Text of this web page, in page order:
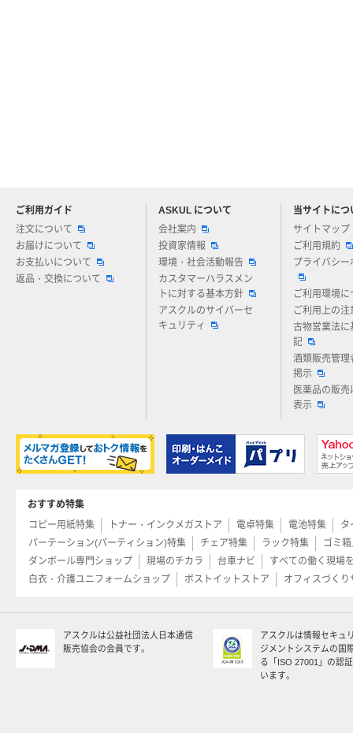
ご利用ガイド
注文について
お届けについて
お支払いについて
返品・交換について
ASKUL について
会社案内
投資家情報
環境・社会活動報告
カスタマーハラスメン
トに対する基本方針
アスクルのサイバーセ
キュリティ
当サイトにつ
サイトマップ
ご利用規約
プライバシー
ご利用環境に
ご利用上の注
古物営業法に
記
酒類販売管理
掲示
医薬品の販売
表示
アスクルについてお気軽にご質問ください
おすすめ特集
コピー用紙特集
トナー・インクメガストア 電卓特集 電池特集
タ
パーテーション(パーティション)特集
チェア特集 ラック特集
ゴミ
ダンボール専門ショップ
現場のチカラ 台車ナビ
すべての働く現場
白衣・介護ユニフォームショップ
ポストイットストア オフィスづくり
アスクルは公益社団法人日本通信
販売協会の会員です。
アスクルは情報セキュ
ジメントシステムの国
る「ISO 27001」の認
います。